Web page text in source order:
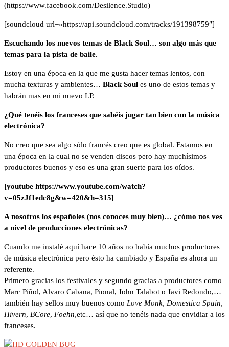
(https://www.facebook.com/Desilence.Studio)
[soundcloud url=»https://api.soundcloud.com/tracks/191398759″]
Escuchando los nuevos temas de Black Soul… son algo más que
temas para la pista de baile.
Estoy en una época en la que me gusta hacer temas lentos, con
mucha texturas y ambientes… Black Soul es uno de estos temas y
habrán mas en mi nuevo LP.
¿Qué tenéis los franceses que sabéis jugar tan bien con la música
electrónica?
No creo que sea algo sólo francés creo que es global. Estamos en
una época en la cual no se venden discos pero hay muchísimos
productores buenos y eso es una gran suerte para los oídos.
[youtube https://www.youtube.com/watch?
v=05zJf1edc8g&w=420&h=315]
A nosotros los españoles (nos conoces muy bien)… ¿cómo nos ves
a nivel de producciones electrónicas?
Cuando me instalé aquí hace 10 años no había muchos productores
de música electrónica pero ésto ha cambiado y España es ahora un
referente.
Primero gracias los festivales y segundo gracias a productores como
Marc Piñol, Alvaro Cabana, Pional, John Talabot o Javi Redondo,…
también hay sellos muy buenos como Love Monk, Domestica Spain,
Hivern, BCore, Foehn,etc… así que no tenéis nada que envidiar a los
franceses.